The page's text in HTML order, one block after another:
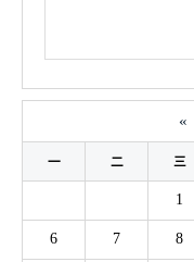
«
一 二 三
1
6 7 8